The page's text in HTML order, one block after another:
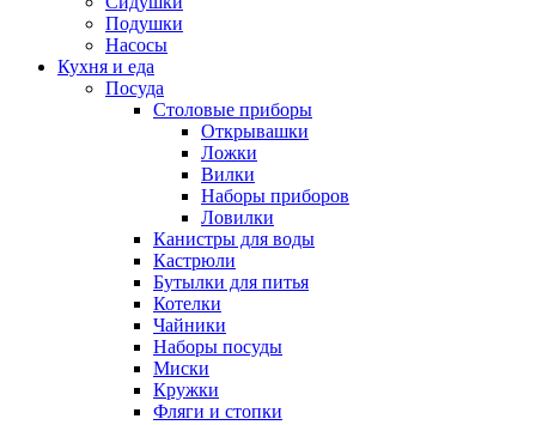
Подушки
Насосы
Кухня и еда
Посуда
Столовые приборы
Открывашки
Ложки
Вилки
Наборы приборов
Ловилки
Канистры для воды
Кастрюли
Бутылки для питья
Котелки
Чайники
Наборы посуды
Миски
Кружки
Фляги и стопки